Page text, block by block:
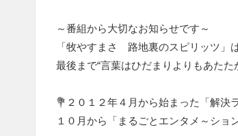
～番組から大切なお知らせです～
「牧やすまさ 路地裏のスピリッツ」
最後まで“言葉はひだまりよりもあた
💐２０１２年４月から始まった「解決
１０月から「まるごとエンタメ～ショ